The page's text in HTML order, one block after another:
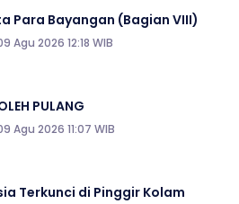
Para Bayangan (Bagian VIII)
Agu 2026 12:18 WIB
PULANG
Agu 2026 11:07 WIB
Terkunci di Pinggir Kolam